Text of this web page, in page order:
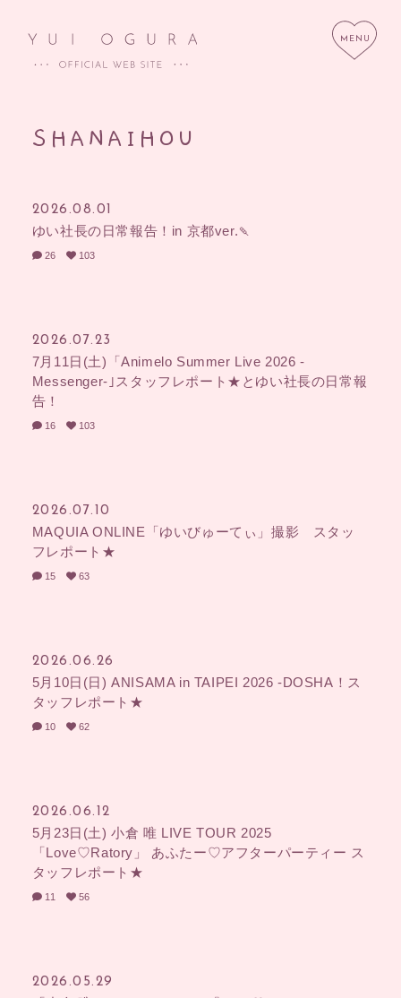
SCHEDULE PROFILE
DISCOGRAPHY
RADIO
YUI'S BLOG
SHANAIHOU
2026.08.01
ゆい社長の日常報告！in 京都ver.🍡
26 103
2026.07.23
7月11日(土)「Animelo Summer Live 2026 -
Messenger-｣スタッフレポート★とゆい社長の日常報
告！
16 103
2026.07.10
MAQUIA ONLINE「ゆいびゅーてぃ」撮影 スタッ
フレポート★
15 63
2026.06.26
5月10日(日) ANISAMA in TAIPEI 2026 -DOSHA！ス
タッフレポート★
10 62
2026.06.12
5月23日(土) 小倉 唯 LIVE TOUR 2025
「Love♡Ratory」 あふたー♡アフターパーティー ス
タッフレポート★
11 56
2026.05.29